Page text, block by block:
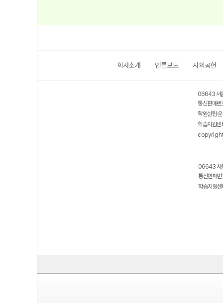
회사소개 언론보도 사회공헌
06643 서
통신판매
학원설립·
학습지원
06643 서
통신판매
학습지원